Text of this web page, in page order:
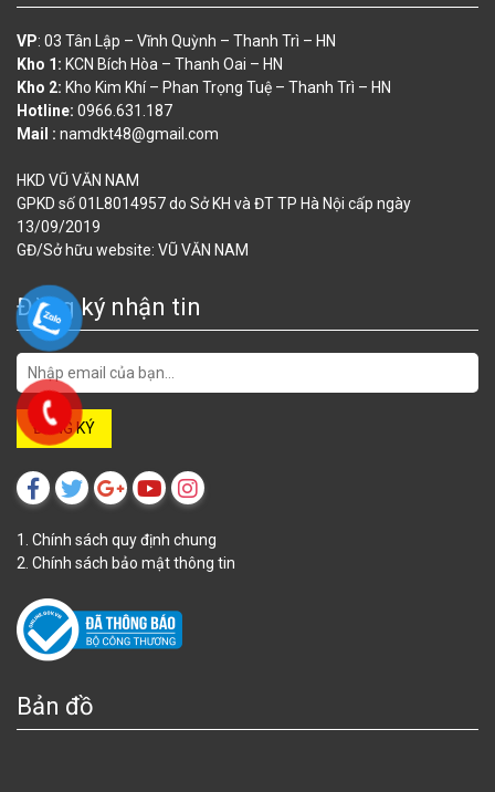
VP: 03 Tân Lập – Vĩnh Quỳnh – Thanh Trì – HN
Kho 1: KCN Bích Hòa – Thanh Oai – HN
Kho 2: Kho Kim Khí – Phan Trọng Tuệ – Thanh Trì – HN
Hotline: 0966.631.187
Mail : namdkt48@gmail.com
HKD VŨ VĂN NAM
GPKD số 01L8014957 do Sở KH và ĐT TP Hà Nội cấp ngày
13/09/2019
GĐ/Sở hữu website: VŨ VĂN NAM
Đăng ký nhận tin
1. Chính sách quy định chung
2. Chính sách bảo mật thông tin
Bản đồ